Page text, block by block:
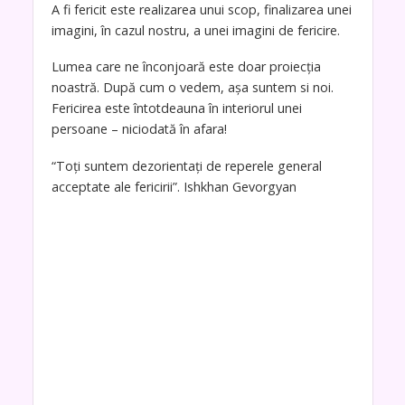
A fi fericit este realizarea unui scop, finalizarea unei
imagini, în cazul nostru, a unei imagini de fericire.
Lumea care ne înconjoară este doar proiecția
noastră. După cum o vedem, așa suntem si noi.
Fericirea este întotdeauna în interiorul unei
persoane – niciodată în afara!
“Toți suntem dezorientați de reperele general
acceptate ale fericirii”. Ishkhan Gevorgyan